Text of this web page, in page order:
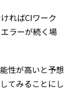
ればCIワーク
ラーが続く場
性が高いと予想
てみることにし